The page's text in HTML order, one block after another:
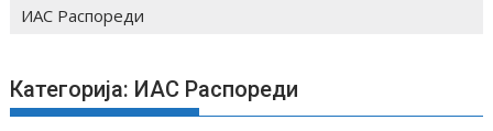
ИАС Распореди
Категорија: ИАС Распореди